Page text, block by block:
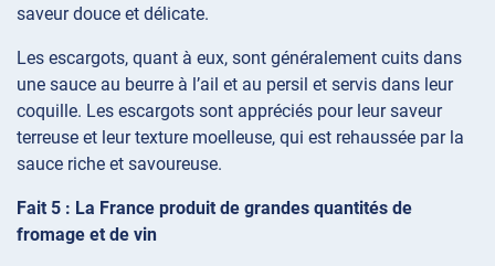
saveur douce et délicate.
Les escargots, quant à eux, sont généralement cuits dans
une sauce au beurre à l’ail et au persil et servis dans leur
coquille. Les escargots sont appréciés pour leur saveur
terreuse et leur texture moelleuse, qui est rehaussée par la
sauce riche et savoureuse.
Fait 5 : La France produit de grandes quantités de
fromage et de vin